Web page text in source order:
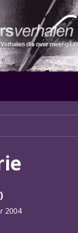
2004